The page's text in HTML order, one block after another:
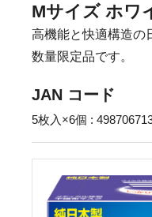
Mサイズ ホワ
高機能と快適構造の
数量限定品です。
JAN コード
5枚入×6個 :